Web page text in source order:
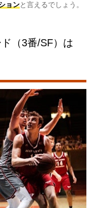
ョンと言えるでしょう。
（3番/SF）は